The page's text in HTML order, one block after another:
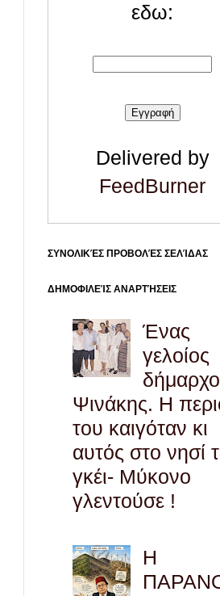
εδω:
Delivered by
FeedBurner
ΣΥΝΟΛΙΚΈΣ ΠΡΟΒΟΛΈΣ ΣΕΛΊΔΑΣ
ΔΗΜΟΦΙΛΕΊΣ ΑΝΑΡΤΉΣΕΙΣ
Ένας
γελοίος
Ψινάκης. Η
του καιγόταν κι
αυτός στο νησί
γκέι- Μύκονο
γλεντούσε !
Η